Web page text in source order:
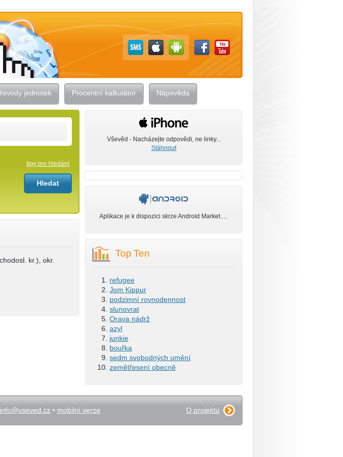
jednotek Procentní kalkulátor Nápověda
tipy pro hledání
kr.), okr.
Vševěd - Nacházejte odpovědi, ne linky...
Stáhnout
Aplikace je k dispozici skrze Android Market.…
Top Ten
refugee
Jom Kippur
podzimní rovnodennost
slunovrat
Orava nádrž
azyl
junkie
bouřka
sedm svobodných umění
zemětřesení obecně
info@vseved.cz • mobilní verze O projektu